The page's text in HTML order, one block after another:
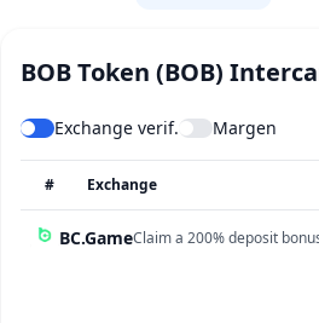
BOB Token (BOB)
Exchange verif. Margen
# Exchange
BC.GameClaim a 200% deposit